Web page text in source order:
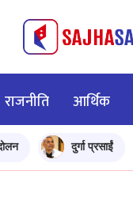
राजनीति आर्थिक
दुर्गा प्रसाईं